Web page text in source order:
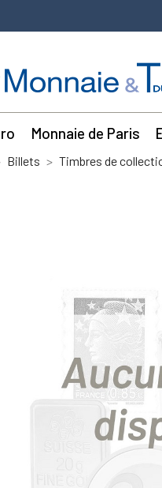
Monnaie de Paris
Billets Timbres de